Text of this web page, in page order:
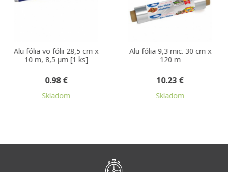
fólia vo fólii 28,5 cm x
10 m, 8,5 µm [1 ks]
0.98 €
Skladom
Alu fólia 9,3 mic. 30 cm x
120 m
10.23 €
Skladom